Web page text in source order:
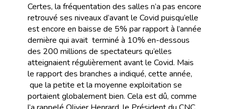
Certes, la fréquentation des salles n’a pas encore
retrouvé ses niveaux d’avant le Covid puisqu’elle
est encore en baisse de 5% par rapport à l’année
dernière qui avait terminé à 10% en-dessous
des 200 millions de spectateurs qu’elles
atteignaient régulièrement avant le Covid. Mais
le rapport des branches a indiqué, cette année,
que la petite et la moyenne exploitation se
portaient globalement bien. Cela est dû, comme